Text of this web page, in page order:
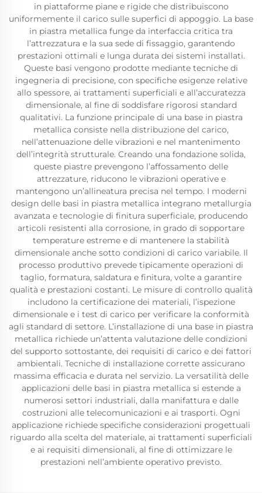
in piattaforme piane e rigide che distribuiscono
uniformemente il carico sulle superfici di appoggio. La base
in piastra metallica funge da interfaccia critica tra
l’attrezzatura e la sua sede di fissaggio, garantendo
prestazioni ottimali e lunga durata dei sistemi installati.
Queste basi vengono prodotte mediante tecniche di
ingegneria di precisione, con specifiche esigenze relative
allo spessore, ai trattamenti superficiali e all’accuratezza
dimensionale, al fine di soddisfare rigorosi standard
qualitativi. La funzione principale di una base in piastra
metallica consiste nella distribuzione del carico,
nell’attenuazione delle vibrazioni e nel mantenimento
dell’integrità strutturale. Creando una fondazione solida,
queste piastre prevengono l’affossamento delle
attrezzature, riducono le vibrazioni operative e
mantengono un’allineatura precisa nel tempo. I moderni
design delle basi in piastra metallica integrano metallurgia
avanzata e tecnologie di finitura superficiale, producendo
articoli resistenti alla corrosione, in grado di sopportare
temperature estreme e di mantenere la stabilità
dimensionale anche sotto condizioni di carico variabile. Il
processo produttivo prevede tipicamente operazioni di
taglio, formatura, saldatura e finitura, volte a garantire
qualità e prestazioni costanti. Le misure di controllo qualità
includono la certificazione dei materiali, l’ispezione
dimensionale e i test di carico per verificare la conformità
agli standard di settore. L’installazione di una base in piastra
metallica richiede un’attenta valutazione delle condizioni
del supporto sottostante, dei requisiti di carico e dei fattori
ambientali. Tecniche di installazione corrette assicurano
massima efficacia e durata nel servizio. La versatilità delle
applicazioni delle basi in piastra metallica si estende a
numerosi settori industriali, dalla manifattura e dalle
costruzioni alle telecomunicazioni e ai trasporti. Ogni
applicazione richiede specifiche considerazioni progettuali
riguardo alla scelta del materiale, ai trattamenti superficiali
e ai requisiti dimensionali, al fine di ottimizzare le
prestazioni nell’ambiente operativo previsto.